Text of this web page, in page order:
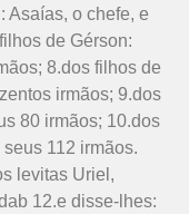
Asaías, o chefe, e
de Gérson:
8.dos filhos de
irmãos; 9.dos
80 irmãos; 10.dos
112 irmãos.
levitas Uriel,
12.e disse-lhes: